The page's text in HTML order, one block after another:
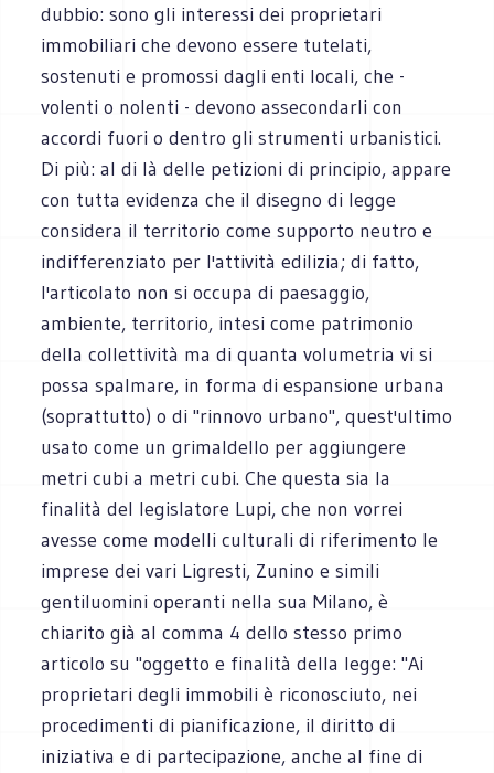
dubbio: sono gli interessi dei proprietari
immobiliari che devono essere tutelati,
sostenuti e promossi dagli enti locali, che -
volenti o nolenti - devono assecondarli con
accordi fuori o dentro gli strumenti urbanistici.
Di più: al di là delle petizioni di principio, appare
con tutta evidenza che il disegno di legge
considera il territorio come supporto neutro e
indifferenziato per l'attività edilizia; di fatto,
l'articolato non si occupa di paesaggio,
ambiente, territorio, intesi come patrimonio
della collettività ma di quanta volumetria vi si
possa spalmare, in forma di espansione urbana
(soprattutto) o di "rinnovo urbano", quest'ultimo
usato come un grimaldello per aggiungere
metri cubi a metri cubi. Che questa sia la
finalità del legislatore Lupi, che non vorrei
avesse come modelli culturali di riferimento le
imprese dei vari Ligresti, Zunino e simili
gentiluomini operanti nella sua Milano, è
chiarito già al comma 4 dello stesso primo
articolo su "oggetto e finalità della legge: "Ai
proprietari degli immobili è riconosciuto, nei
procedimenti di pianificazione, il diritto di
iniziativa e di partecipazione, anche al fine di